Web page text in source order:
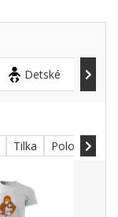
Detské
Tilka Polokošele